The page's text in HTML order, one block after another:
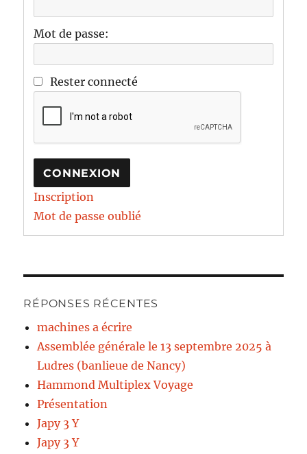
Mot de passe:
Rester connecté
CONNEXION
Inscription
Mot de passe oublié
RÉPONSES RÉCENTES
machines a écrire
Assemblée générale le 13 septembre 2025 à
Ludres (banlieue de Nancy)
Hammond Multiplex Voyage
Présentation
Japy 3 Y
Japy 3 Y